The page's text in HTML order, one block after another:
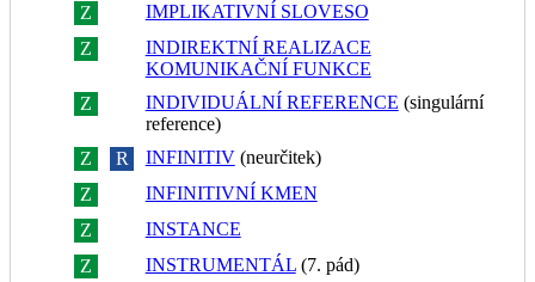
Z
IMPLIKATIVNÍ SLOVESO
Z
INDIREKTNÍ REALIZACE
KOMUNIKAČNÍ FUNKCE
Z
INDIVIDUÁLNÍ REFERENCE (singulární
reference)
Z
R INFINITIV(neurčitek)
Z
INFINITIVNÍ KMEN
Z
INSTANCE
Z
INSTRUMENTÁL(7. pád)